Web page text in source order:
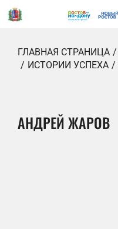
ГЛАВНАЯ СТРАНИЦА
ИСТОРИИ УСПЕХА
АНДРЕЙ ЖАРОВ